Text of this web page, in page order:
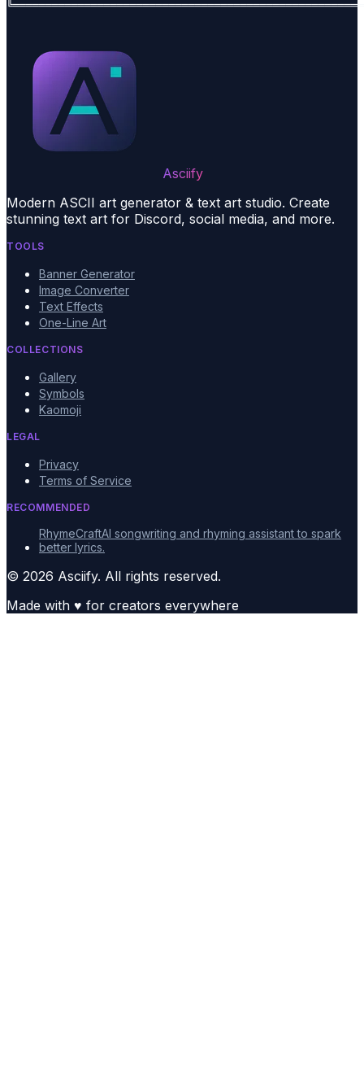
Asciify
Modern ASCII art generator & text art studio. Create
stunning text art for Discord, social media, and more.
TOOLS
Banner Generator
Image Converter
Text Effects
One-Line Art
COLLECTIONS
Gallery
Symbols
Kaomoji
LEGAL
Privacy
Terms of Service
RECOMMENDED
RhymeCraftAI songwriting and rhyming assistant to spark
better lyrics.
© 2026 Asciify. All rights reserved.
Made with ♥ for creators everywhere